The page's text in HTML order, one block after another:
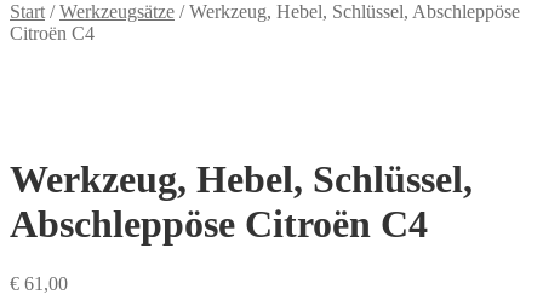
Start /Werkzeugsätze /Werkzeug, Hebel, Schlüssel, Abschleppöse
Citroën C4
Werkzeug, Hebel, Schlüssel,
Abschleppöse Citroën C4
€ 61,00